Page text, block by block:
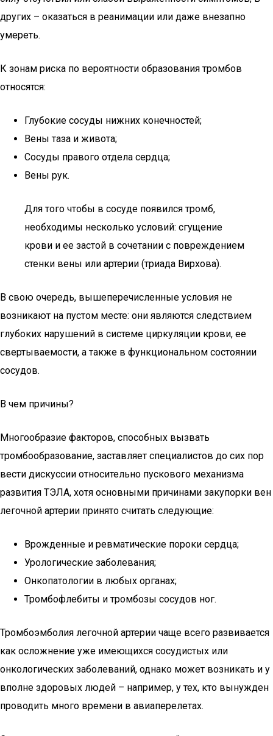
других – оказаться в реанимации или даже внезапно
умереть.
К зонам риска по вероятности образования тромбов
относятся:
Глубокие сосуды нижних конечностей;
Вены таза и живота;
Сосуды правого отдела сердца;
Вены рук.
Для того чтобы в сосуде появился тромб,
необходимы несколько условий: сгущение
крови и ее застой в сочетании с повреждением
стенки вены или артерии (триада Вирхова).
В свою очередь, вышеперечисленные условия не
возникают на пустом месте: они являются следствием
глубоких нарушений в системе циркуляции крови, ее
свертываемости, а также в функциональном состоянии
сосудов.
В чем причины?
Многообразие факторов, способных вызвать
тромбообразование, заставляет специалистов до сих пор
вести дискуссии относительно пускового механизма
развития ТЭЛА, хотя основными причинами закупорки вен
легочной артерии принято считать следующие:
Врожденные и ревматические пороки сердца;
Урологические заболевания;
Онкопатологии в любых органах;
Тромбофлебиты и тромбозы сосудов ног.
Тромбоэмболия легочной артерии чаще всего развивается
как осложнение уже имеющихся сосудистых или
онкологических заболеваний, однако может возникать и у
вполне здоровых людей – например, у тех, кто вынужден
проводить много времени в авиаперелетах.